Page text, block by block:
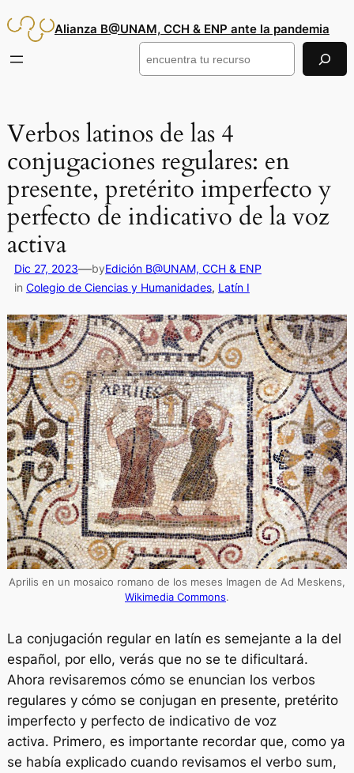
al
Alianza B@UNAM, CCH & ENP ante la pandemia
Buscar
Verbos latinos de las 4
conjugaciones regulares: en
presente, pretérito imperfecto y
perfecto de indicativo de la voz
activa
Dic 27, 2023—byEdición B@UNAM, CCH & ENP
in Colegio de Ciencias y Humanidades, Latín I
Aprilis en un mosaico romano de los meses Imagen de Ad Meskens,
Wikimedia Commons.
La conjugación regular en latín es semejante a la del
español, por ello, verás que no se te dificultará.
Ahora revisaremos cómo se enuncian los verbos
regulares y cómo se conjugan en presente, pretérito
imperfecto y perfecto de indicativo de voz
activa. Primero, es importante recordar que, como ya
se había explicado cuando revisamos el verbo sum,